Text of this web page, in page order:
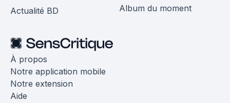
Actualité BD
Album du moment
À propos
Notre application mobile
Notre extension
Aide